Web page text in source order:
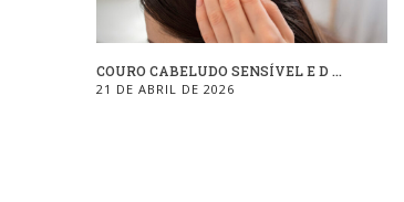
COURO CABELUDO SENSÍVEL E D ...
21 DE ABRIL DE 2026